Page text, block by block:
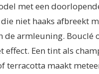
met een
niet haaks afbreekt
de armleuning. Bouclé
effect. Een tint als
terracotta maakt